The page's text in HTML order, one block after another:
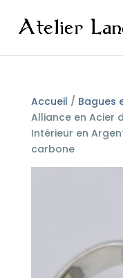
Accueil / Bagues
Alliance en Acier
Intérieur en
carbone